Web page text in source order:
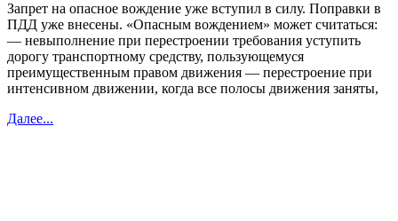
Запрет на опасное вождение уже вступил в силу. Поправки в
ПДД уже внесены. «Опасным вождением» может считаться:
— невыполнение при перестроении требования уступить
дорогу транспортному средству, пользующемуся
преимущественным правом движения — перестроение при
интенсивном движении, когда все полосы движения заняты,
Далее...